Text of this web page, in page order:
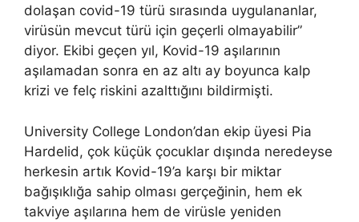
dolaşan covid-19 türü sırasında uygulananlar,
virüsün mevcut türü için geçerli olmayabilir”
diyor. Ekibi geçen yıl, Kovid-19 aşılarının
aşılamadan sonra en az altı ay boyunca kalp
krizi ve felç riskini azalttığını bildirmişti.
University College London’dan ekip üyesi Pia
Hardelid, çok küçük çocuklar dışında neredeyse
herkesin artık Kovid-19’a karşı bir miktar
bağışıklığa sahip olması gerçeğinin, hem ek
takviye aşılarına hem de virüsle yeniden